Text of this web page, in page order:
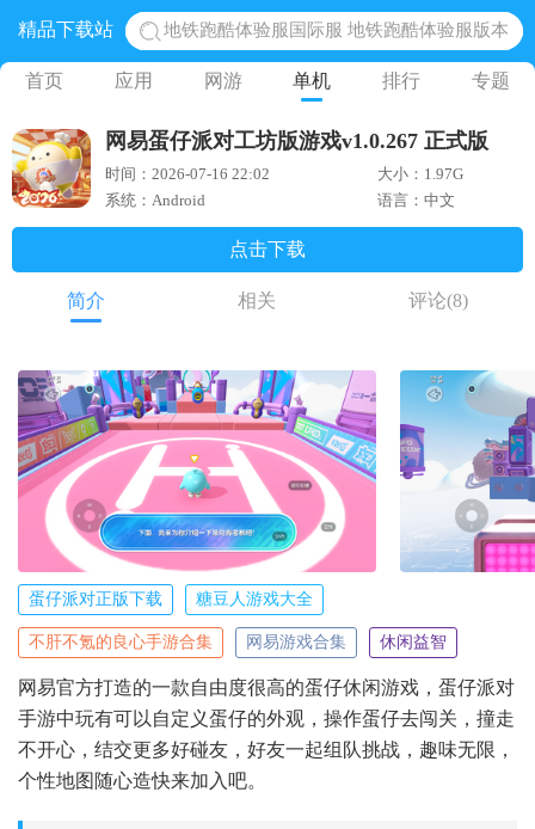
精品下载站
网易光遇手游正版 点亮星空共庆周年
黎明觉醒生机腾讯正版 黎明觉醒生机国际服
蛋仔派对下载 蛋仔派对体验服
奥特曼王者传奇 正版奥特曼游戏
地铁跑酷体验服国际服 地铁跑酷体验服版本
首页 应用 网游 单机 排行 专题
网易蛋仔派对工坊版游戏v1.0.267 正式版
时间：2026-07-16 22:02
大小：1.97G
系统：Android
语言：中文
点击下载
简介 相关 评论(8)
蛋仔派对正版下载 糖豆人游戏大全
不肝不氪的良心手游合集 网易游戏合集 休闲益智
网易官方打造的一款自由度很高的蛋仔休闲游戏，蛋仔派对
手游中玩有可以自定义蛋仔的外观，操作蛋仔去闯关，撞走
不开心，结交更多好碰友，好友一起组队挑战，趣味无限，
个性地图随心造快来加入吧。